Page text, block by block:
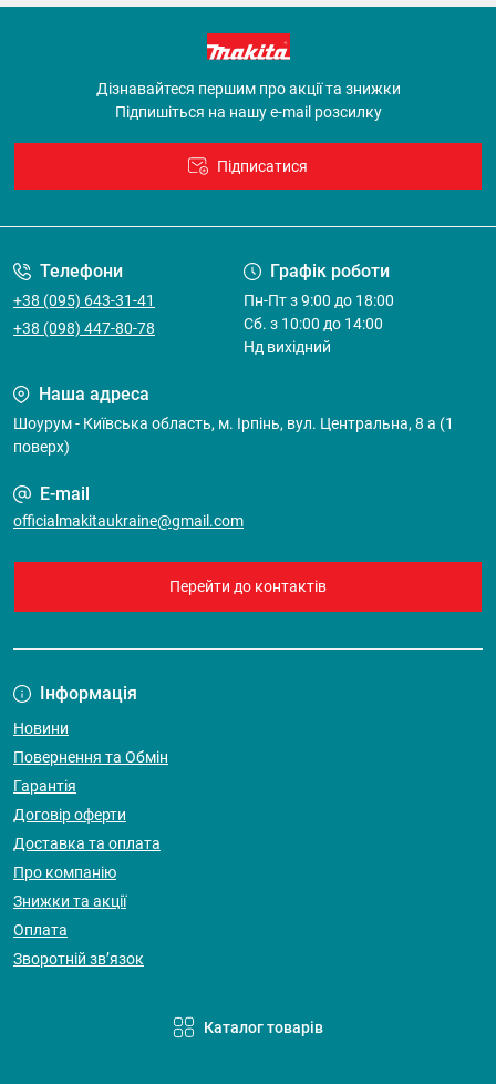
Дізнавайтеся першим про акції та знижки
Підпишіться на нашу e-mail розсилку
Підписатися
Телефони
+38 (095) 643-31-41
+38 (098) 447-80-78
Графік роботи
Пн-Пт з 9:00 до 18:00
Cб. з 10:00 до 14:00
Нд вихідний
Наша адреса
Шоурум - Київська область, м. Ірпінь, вул. Центральна, 8 а (1
поверх)
E-mail
officialmakitaukraine@gmail.com
Перейти до контактів
Інформація
Новини
Повернення та Обмін
Гарантія
Договір оферти
Доставка та оплата
Про компанію
Знижки та акції
Оплата
Зворотній зв’язок
Каталог товарів